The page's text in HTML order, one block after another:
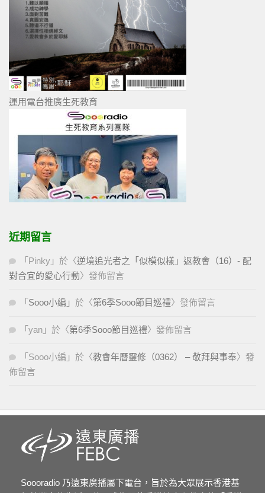
運用電台推廣生死教育
近期留言
「 Pinky 」於〈逆境追光者之「似模似樣」返教會（16）- 配
對合宜的愛心行動〉發佈留言
「 Sooo小編 」於〈第6季Sooo節目巡禮〉發佈留言
「 yan 」於〈第6季Sooo節目巡禮〉發佈留言
「 Sooo小編 」於〈教會年曆靈修（0362） – 敬拜與事奉〉發
佈留言
Soooradio 乃遠東廣播屬下電台，旨於為大眾展示香港基